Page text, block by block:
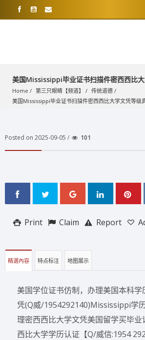
美国Mississippi毕业证书扫描件密西西比
Home 第三只眼睛【频道】
传统道德
美国Mississippi毕业证书扫描件密西西比大学文凭等级
Posted on 2025-09-05 / 101
Report
Claim
Print
精選內容 特点标注 地图展示
美国学位证书仿制，办理美国本科
凭(Q威/1954292140)Mississippi学
理密西西比大学文凭美国留学买毕业
西比大学学历认证【Q/威信:1954